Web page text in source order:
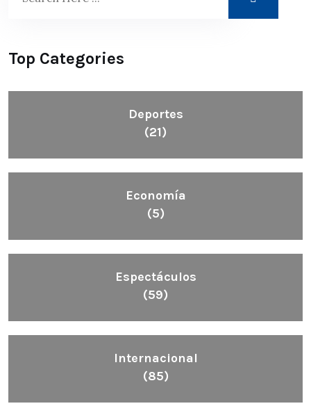
Top Categories
Deportes
(21)
Economía
(5)
Espectáculos
(59)
Internacional
(85)